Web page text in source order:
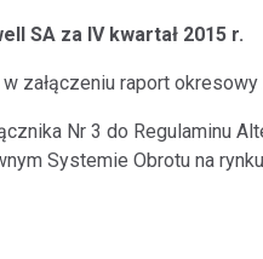
SA za IV kwartał 2015 r.
załączeniu raport okresowy
Nr 3 do Regulaminu
Systemie Obrotu na